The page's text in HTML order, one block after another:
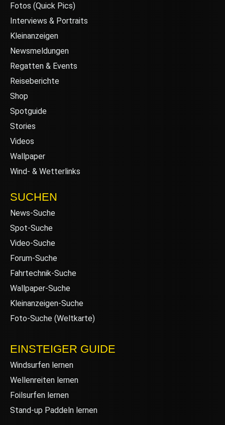
Fotos (Quick Pics)
Interviews & Portraits
Kleinanzeigen
Newsmeldungen
Regatten & Events
Reiseberichte
Shop
Spotguide
Stories
Videos
Wallpaper
Wind- & Wetterlinks
SUCHEN
News-Suche
Spot-Suche
Video-Suche
Forum-Suche
Fahrtechnik-Suche
Wallpaper-Suche
Kleinanzeigen-Suche
Foto-Suche (Weltkarte)
EINSTEIGER GUIDE
Windsurfen lernen
Wellenreiten lernen
Foilsurfen lernen
Stand-up Paddeln lernen